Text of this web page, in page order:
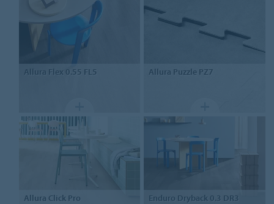
Allura Flex 0.55 FL5 Allura Puzzle PZ7
Allura Click Pro Enduro Dryback 0.3 DR3